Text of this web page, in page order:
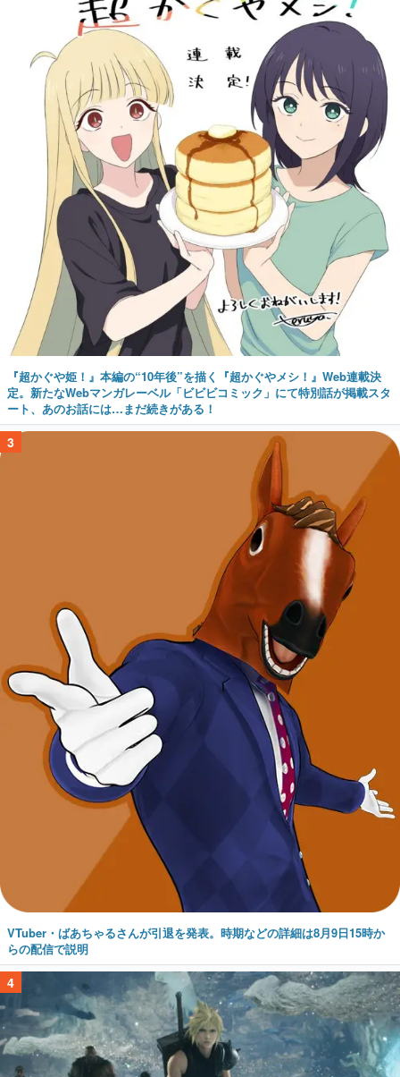
『超かぐや姫！』本編の“10年後”を描く『超かぐやメシ！』Web連載決
定。新たなWebマンガレーベル「ビビビコミック」にて特別話が掲載スタ
ート、あのお話には…まだ続きがある！
3
VTuber・ばあちゃるさんが引退を発表。時期などの詳細は8月9日15時か
らの配信で説明
4